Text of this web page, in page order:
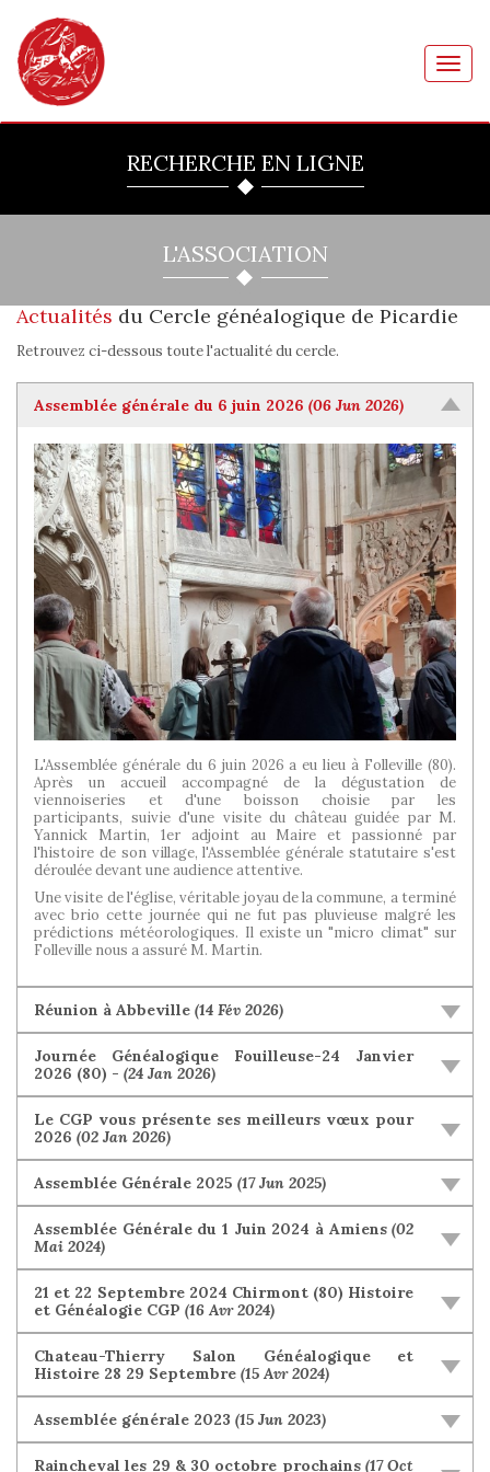
RECHERCHE EN LIGNE
L'ASSOCIATION
Actualités du Cercle généalogique de Picardie
Retrouvez ci-dessous toute l'actualité du cercle.
Assemblée générale du 6 juin 2026 (06 Jun 2026)
L'Assemblée générale du 6 juin 2026 a eu lieu à Folleville (80).
Après un accueil accompagné de la dégustation de
viennoiseries et d'une boisson choisie par les
participants, suivie d'une visite du château guidée par M.
Yannick Martin, 1er adjoint au Maire et passionné par
l'histoire de son village, l'Assemblée générale statutaire s'est
déroulée devant une audience attentive.
Une visite de l'église, véritable joyau de la commune, a terminé
avec brio cette journée qui ne fut pas pluvieuse malgré les
prédictions météorologiques. Il existe un "micro climat" sur
Folleville nous a assuré M. Martin.
Réunion à Abbeville (14 Fév 2026)
Journée Généalogique Fouilleuse-24 Janvier
2026 (80) - (24 Jan 2026)
Le CGP vous présente ses meilleurs vœux pour
2026 (02 Jan 2026)
Assemblée Générale 2025 (17 Jun 2025)
Assemblée Générale du 1 Juin 2024 à Amiens(02
Mai 2024)
21 et 22 Septembre 2024 Chirmont (80) Histoire
et Généalogie CGP (16 Avr 2024)
Chateau-Thierry Salon Généalogique et
Histoire 28 29 Septembre (15 Avr 2024)
Assemblée générale 2023 (15 Jun 2023)
Raincheval les 29 & 30 octobre prochains(17 Oct